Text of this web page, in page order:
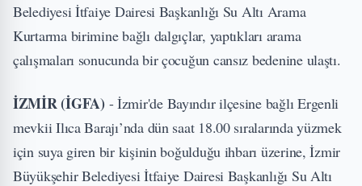
Belediyesi İtfaiye Dairesi Başkanlığı Su Altı Arama
Kurtarma birimine bağlı dalgıçlar, yaptıkları arama
çalışmaları sonucunda bir çocuğun cansız bedenine ulaştı.
İZMİR (İGFA) - İzmir'de Bayındır ilçesine bağlı Ergenli
mevkii Ilıca Barajı’nda dün saat 18.00 sıralarında yüzmek
için suya giren bir kişinin boğulduğu ihbarı üzerine, İzmir
Büyükşehir Belediyesi İtfaiye Dairesi Başkanlığı Su Altı